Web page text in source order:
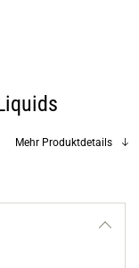
Mehr Produktdetails